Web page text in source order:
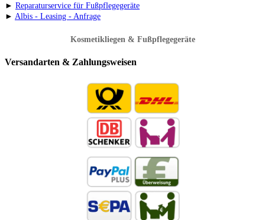
► Reparaturservice für Fußpflegegeräte
► Albis - Leasing - Anfrage
Kosmetikliegen & Fußpflegegeräte
Versandarten & Zahlungsweisen